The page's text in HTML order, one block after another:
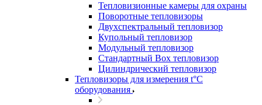
Тепловизионные камеры для охраны
Поворотные тепловизоры
Двухспектральный тепловизор
Купольный тепловизор
Модульный тепловизор
Стандартный Box тепловизор
Цилиндрический тепловизор
Тепловизоры для измерения t°С
оборудования